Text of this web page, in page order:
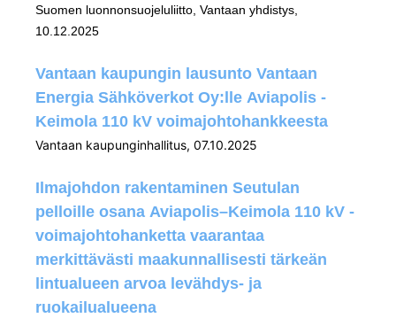
Suomen luonnonsuojeluliitto, Vantaan yhdistys,
10.12.2025
Vantaan kaupungin lausunto Vantaan
Energia Sähköverkot Oy:lle Aviapolis -
Keimola 110 kV voimajohtohankkeesta
Vantaan kaupunginhallitus, 07.10.2025
Ilmajohdon rakentaminen Seutulan
pelloille osana Aviapolis–Keimola 110 kV -
voimajohtohanketta vaarantaa
merkittävästi maakunnallisesti tärkeän
lintualueen arvoa levähdys- ja
ruokailualueena